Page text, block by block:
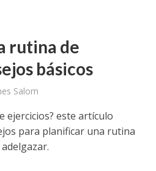
rutina de
básicos
Salom
ejercicios? este artículo
para planificar una rutina